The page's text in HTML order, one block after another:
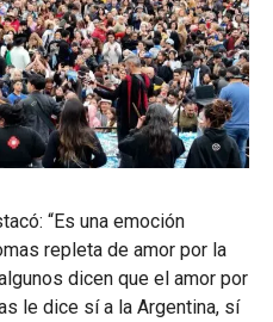
“Es una emoción
repleta de amor por la
dicen que el amor por
le dice sí a la Argentina, sí